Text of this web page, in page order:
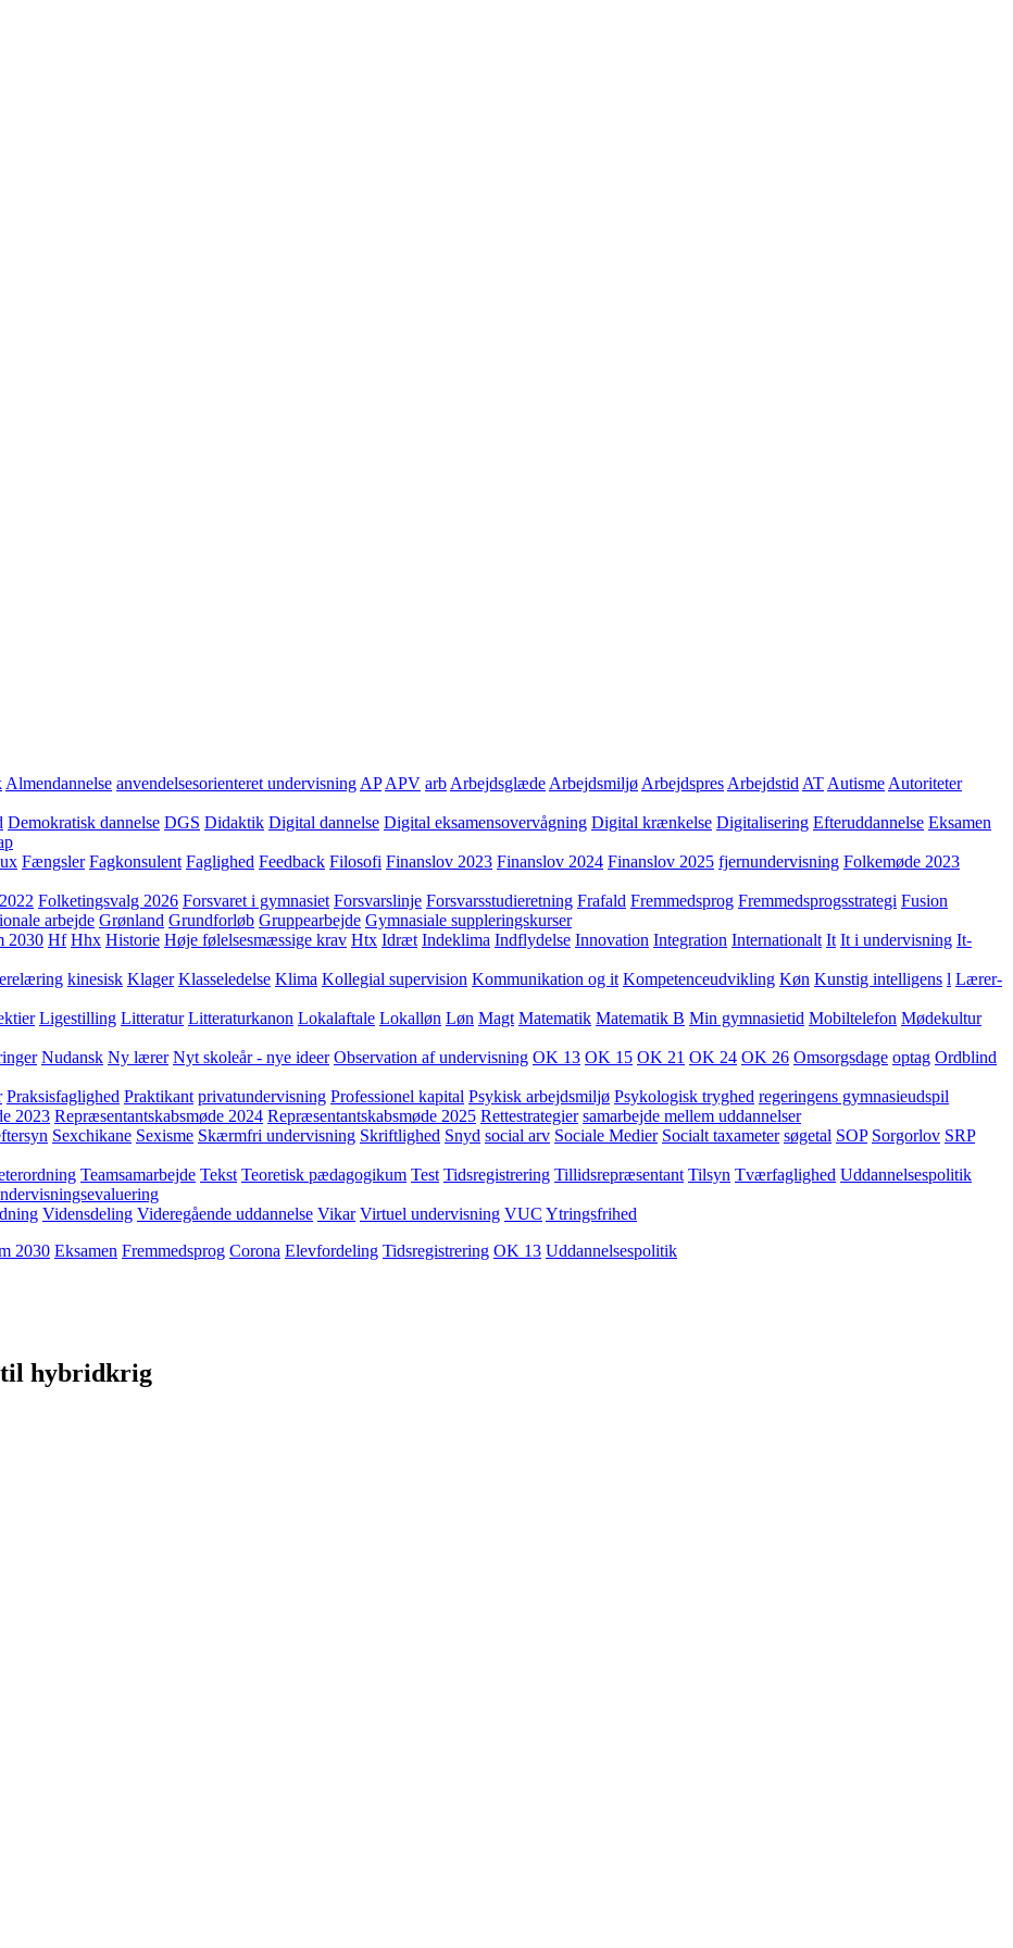
Almendannelse anvendelsesorienteret undervisning AP APV arb Arbejdsglæde Arbejdsmiljø Arbejdspres Arbejdstid AT Autisme Autoriteter
Demokratisk dannelse DGS Didaktik Digital dannelse Digital eksamensovervågning Digital krænkelse Digitalisering Efteruddannelse Eksamen
Fængsler Fagkonsulent Faglighed Feedback Filosofi Finanslov 2023 Finanslov 2024 Finanslov 2025 fjernundervisning Folkemøde 2023
Folketingsvalg 2026 Forsvaret i gymnasiet Forsvarslinje Forsvarsstudieretning Frafald Fremmedsprog Fremmedsprogsstrategi Fusion
arbejde Grønland Grundforløb Gruppearbejde Gymnasiale suppleringskurser
2030 Hf Hhx Historie Høje følelsesmæssige krav Htx Idræt Indeklima Indflydelse Innovation Integration Internationalt It It i undervisning It-
kinesisk Klager Klasseledelse Klima Kollegial supervision Kommunikation og it Kompetenceudvikling Køn Kunstig intelligens l Lærer-
Ligestilling Litteratur Litteraturkanon Lokalaftale Lokalløn Løn Magt Matematik Matematik B Min gymnasietid Mobiltelefon Mødekultur
Nudansk Ny lærer Nyt skoleår - nye ideer Observation af undervisning OK 13 OK 15 OK 21 OK 24 OK 26 Omsorgsdage optag Ordblind
Praksisfaglighed Praktikant privatundervisning Professionel kapital Psykisk arbejdsmiljø Psykologisk tryghed regeringens gymnasieudspil
2023 Repræsentantskabsmøde 2024 Repræsentantskabsmøde 2025 Rettestrategier samarbejde mellem uddannelser
Sexchikane Sexisme Skærmfri undervisning Skriftlighed Snyd social arv Sociale Medier Socialt taxameter søgetal SOP Sorgorlov SRP
Teamsamarbejde Tekst Teoretisk pædagogikum Test Tidsregistrering Tillidsrepræsentant Tilsyn Tværfaglighed Uddannelsespolitik
Vidensdeling Videregående uddannelse Vikar Virtuel undervisning VUC Ytringsfrihed
2030 Eksamen Fremmedsprog Corona Elevfordeling Tidsregistrering OK 13 Uddannelsespolitik
til hybridkrig